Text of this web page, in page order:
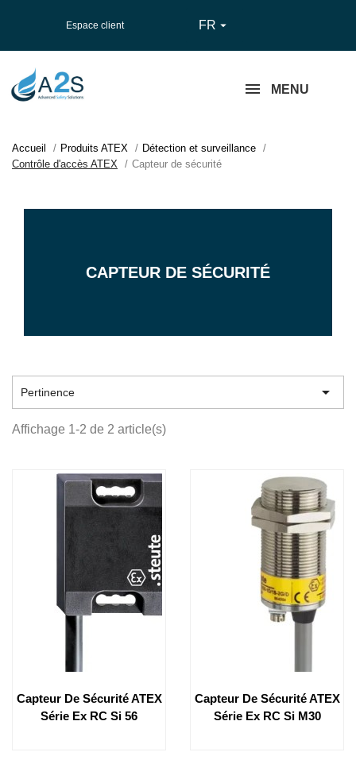
Espace client FR 
MENU
Accueil Produits ATEX
Détection et surveillance
Contrôle d'accès ATEX
Capteur de sécurité
CAPTEUR DE SÉCURITÉ
Pertinence 
Affichage 1-2 de 2 article(s)
Capteur De Sécurité ATEX
Série Ex RC Si 56
Capteur De Sécurité ATEX
Série Ex RC Si M30